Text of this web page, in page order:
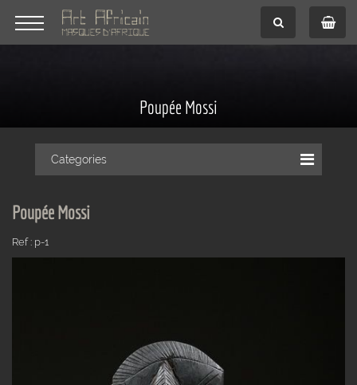
Poupée Mossi
Categories
Poupée Mossi
Ref : p-1